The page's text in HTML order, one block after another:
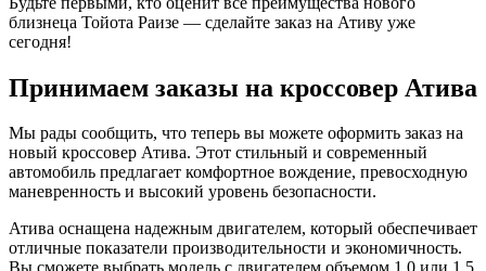
близнеца Тойота Раизе — сделайте заказ на Ативу уже
сегодня!
Принимаем заказы на кроссовер Атива
Мы рады сообщить, что теперь вы можете оформить заказ на
новый кроссовер Атива. Этот стильный и современный
автомобиль предлагает комфортное вождение, превосходную
маневренность и высокий уровень безопасности.
Атива оснащена надежным двигателем, который обеспечивает
отличные показатели производительности и экономичность.